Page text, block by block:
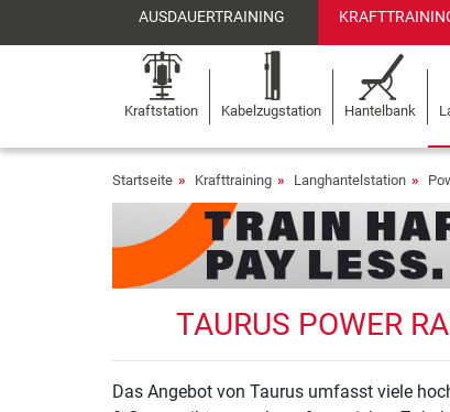
AUSDAUERTRAINING
Kraftstation Kabelzugstation Hantelbank
Startseite Krafttraining Langhantelstation
TAURUS POWER
Das Angebot von Taurus umfasst viele